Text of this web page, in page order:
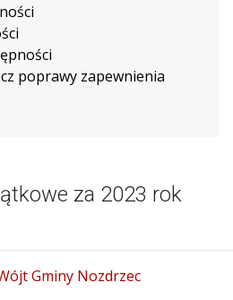
poprawy zapewnienia
za 2023 rok
Gminy Nozdrzec